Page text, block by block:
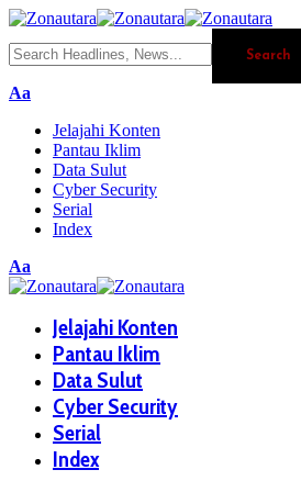
Aa
Jelajahi Konten
Pantau Iklim
Data Sulut
Cyber Security
Serial
Index
Aa
Jelajahi Konten
Pantau Iklim
Data Sulut
Cyber Security
Serial
Index